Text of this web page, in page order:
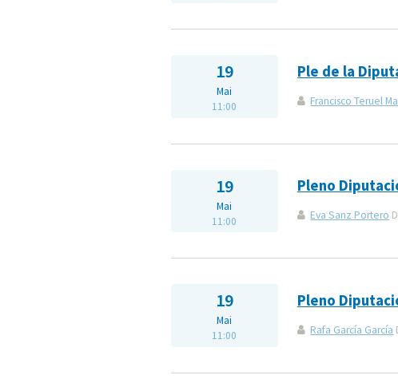
19
Mai
11:00
Ple de la
Francisco Teruel
19
Mai
11:00
Pleno
Eva Sanz Portero
19
Mai
11:00
Pleno
Rafa García García